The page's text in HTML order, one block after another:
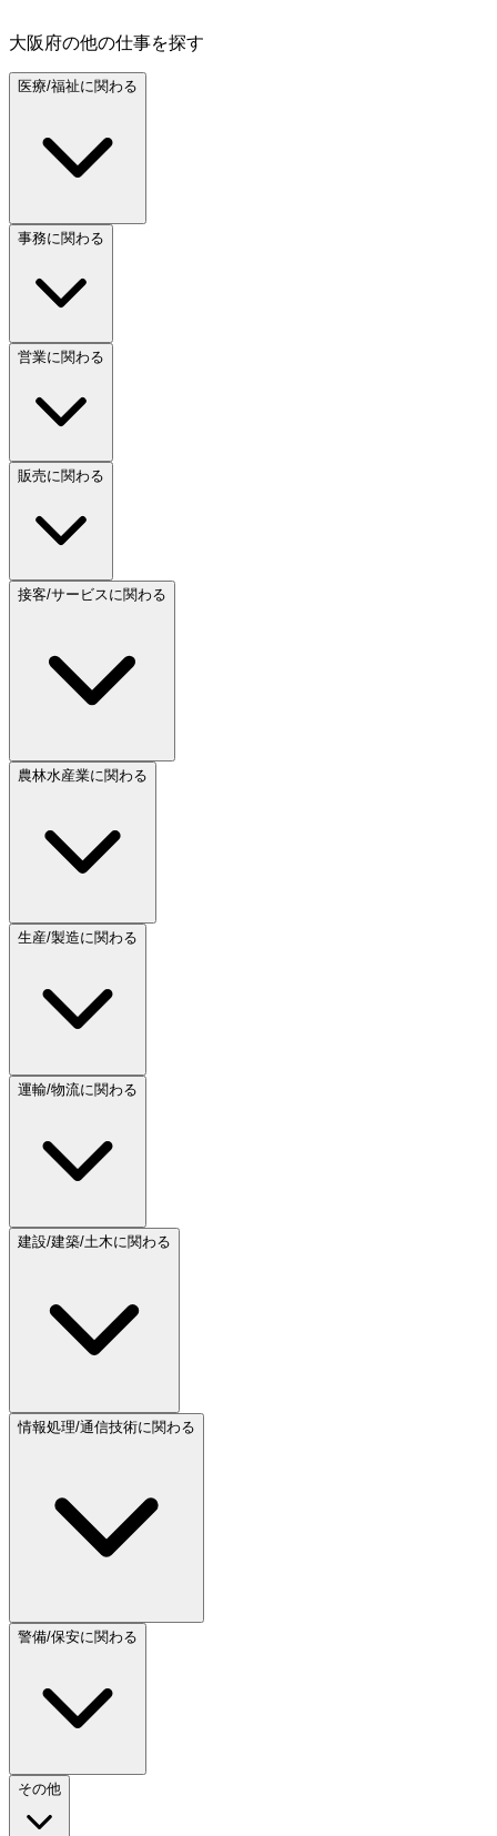
大阪府の他の仕事を探す
医療/福祉に関わる
事務に関わる
営業に関わる
販売に関わる
接客/サービスに関わる
農林水産業に関わる
生産/製造に関わる
運輸/物流に関わる
建設/建築/土木に関わる
情報処理/通信技術に関わる
警備/保安に関わる
その他